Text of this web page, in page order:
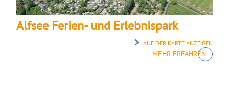
Alfsee Ferien- und Erlebnispark
AUF DER KARTE ANZEIGEN
MEHR ERFAHREN